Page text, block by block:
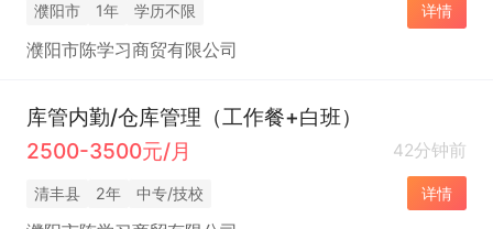
濮阳市 1年 学历不限 详情
濮阳市陈学习商贸有限公司
库管内勤/仓库管理（工作餐+白班）
2500-3500元/月
42分钟前
清丰县 2年 中专/技校 详情